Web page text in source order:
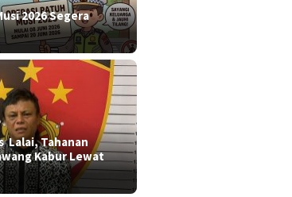
2026 Segera
Lalai, Tahanan
Kabur Lewat